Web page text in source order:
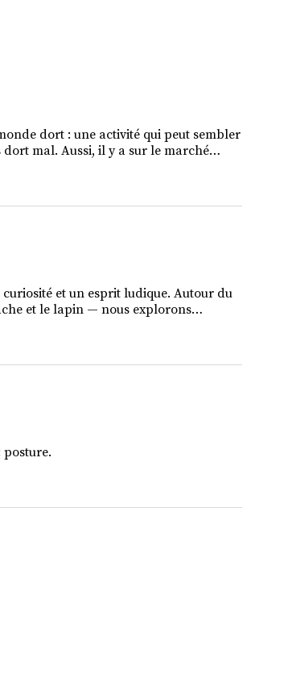
dort : une activité qui peut sembler
dort mal. Aussi, il y a sur le marché…
curiosité et un esprit ludique. Autour du
et le lapin — nous explorons…
posture.